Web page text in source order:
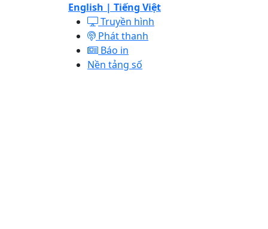
English | Tiếng Việt
Truyền hình
Phát thanh
Báo in
Nền tảng số